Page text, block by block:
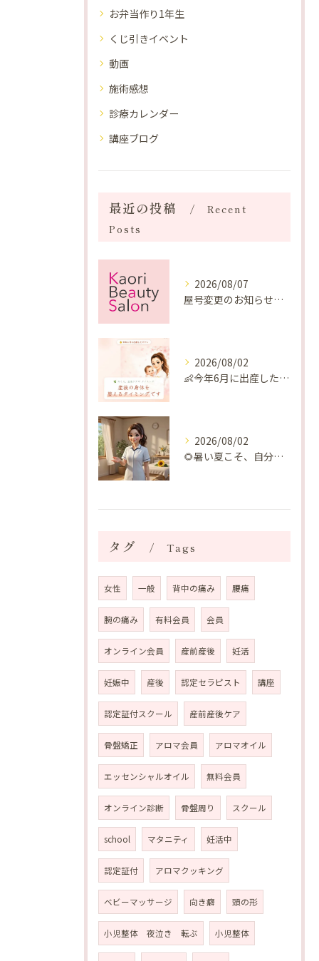
お弁当作り1年生
くじ引きイベント
動画
施術感想
診療カレンダー
講座ブログ
最近の投稿
Recent
Posts
2026/08/07
屋号変更のお知らせと「SAKUYA Harmonies」に込めた想い
2026/08/02
👶今年6月に出産したママへ♡
2026/08/02
🌻暑い夏こそ、自分の身体を整える時間を♡
タグ Tags
女性 一般 背中の痛み 腰痛
腕の痛み 有料会員 会員
オンライン会員 産前産後 妊活
妊娠中 産後 認定セラピスト 講座
認定証付スクール 産前産後ケア
骨盤矯正 アロマ会員 アロマオイル
エッセンシャルオイル 無料会員
オンライン診断 骨盤周り スクール
school マタニティ 妊活中
認定証付 アロマクッキング
ベビーマッサージ 向き癖 頭の形
小児整体 夜泣き 転ぶ 小児整体